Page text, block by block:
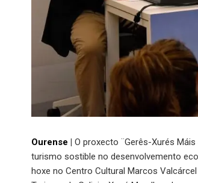
Ourense
O proxecto ¨Gerês-Xurés
turismo sostible no desenvolvemento
hoxe no Centro Cultural Marcos